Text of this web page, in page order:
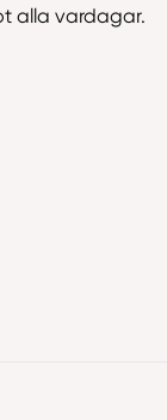
alla vardagar.